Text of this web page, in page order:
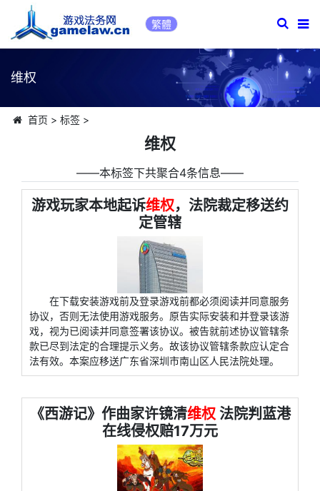
繁體
维权
首页 > 标签>
维权
――本标签下共聚合4条信息――
游戏玩家本地起诉维权，法院裁定移送约
定管辖
在下载安装游戏前及登录游戏前都必须阅读并同意服务
协议，否则无法使用游戏服务。原告实际安装和并登录该游
戏，视为已阅读并同意签署该协议。被告就前述协议管辖条
款已尽到法定的合理提示义务。故该协议管辖条款应认定合
法有效。本案应移送广东省深圳市南山区人民法院处理。
《西游记》作曲家许镜清维权法院判蓝港
在线侵权赔17万元